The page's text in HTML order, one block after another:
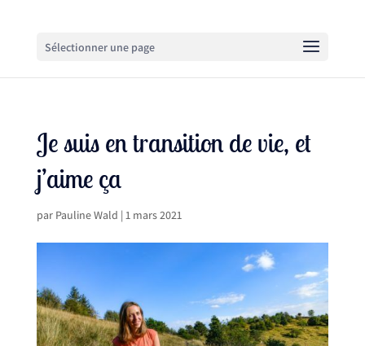
Sélectionner une page
Je suis en transition de vie, et
j’aime ça
par Pauline Wald | 1 mars 2021